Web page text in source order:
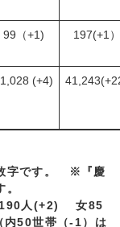
99（+1) 197(+1）
(+4)
数字です。 ※『慶
人(+2) 女85
内50世帯（-1） は